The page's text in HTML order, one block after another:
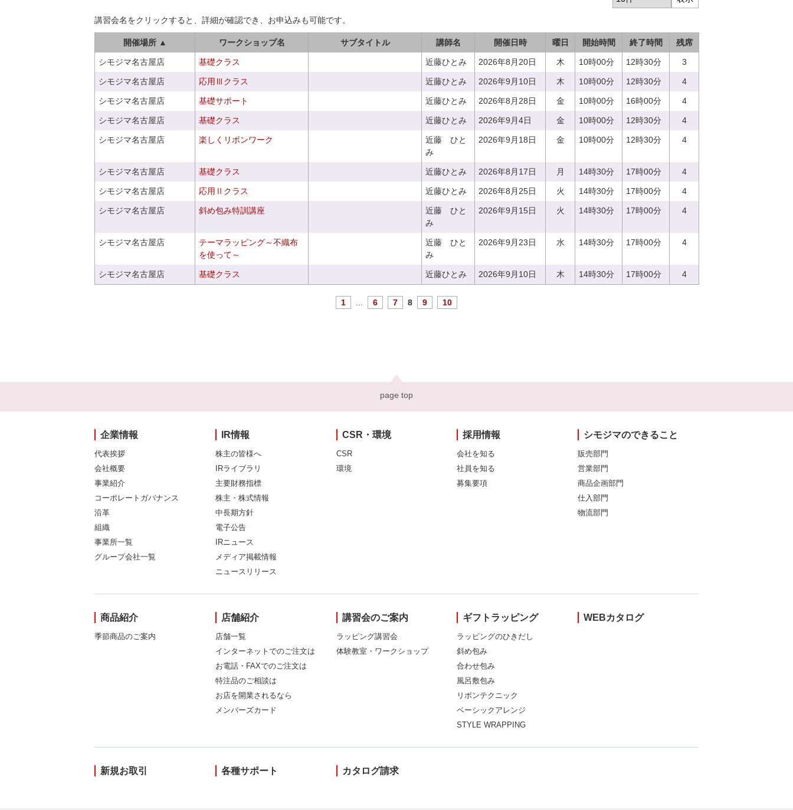
講習会名をクリックすると、詳細が確認でき、お申込みも可能です。
開催場所 ▲ ワークショップ名 サブタイトル 講師名 開催日時 曜日 開始時間 終了時間 残席
シモジマ名古屋店 基礎クラス 近藤ひとみ 2026年8月20日 木 10時00分 12時30分 3
シモジマ名古屋店 応用Ⅲクラス 近藤ひとみ 2026年9月10日 木 10時00分 12時30分 4
シモジマ名古屋店 基礎サポート 近藤ひとみ 2026年8月28日 金 10時00分 16時00分 4
シモジマ名古屋店 基礎クラス 近藤ひとみ 2026年9月4日 金 10時00分 12時30分 4
シモジマ名古屋店 楽しくリボンワーク
近藤 ひと
み
2026年9月18日 金 10時00分 12時30分 4
シモジマ名古屋店 基礎クラス 近藤ひとみ 2026年8月17日 月 14時30分 17時00分 4
シモジマ名古屋店 応用Ⅱクラス 近藤ひとみ 2026年8月25日 火 14時30分 17時00分 4
シモジマ名古屋店 斜め包み特訓講座
近藤 ひと
み
2026年9月15日 火 14時30分 17時00分 4
シモジマ名古屋店
テーマラッピング～不織布
を使って～
近藤 ひと
み
2026年9月23日 水 14時30分 17時00分 4
シモジマ名古屋店 基礎クラス 近藤ひとみ 2026年9月10日 木 14時30分 17時00分 4
1 6 7 8 9 10
page top
企業情報
代表挨拶
会社概要
事業紹介
コーポレートガバナンス
沿革
組織
事業所一覧
グループ会社一覧
IR情報
株主の皆様へ
IRライブラリ
主要財務指標
株主・株式情報
中長期方針
電子公告
IRニュース
メディア掲載情報
ニュースリリース
CSR・環境
CSR
環境
採用情報
会社を知る
社員を知る
募集要項
シモジマのできること
販売部門
営業部門
商品企画部門
仕入部門
物流部門
商品紹介
季節商品のご案内
店舗紹介
店舗一覧
インターネットでのご注文は
お電話・FAXでのご注文は
特注品のご相談は
お店を開業されるなら
メンバーズカード
講習会のご案内
ラッピング講習会
体験教室・ワークショップ
ギフトラッピング
ラッピングのひきだし
斜め包み
合わせ包み
風呂敷包み
リボンテクニック
ベーシックアレンジ
STYLE WRAPPING
WEBカタログ
新規お取引 各種サポート カタログ請求